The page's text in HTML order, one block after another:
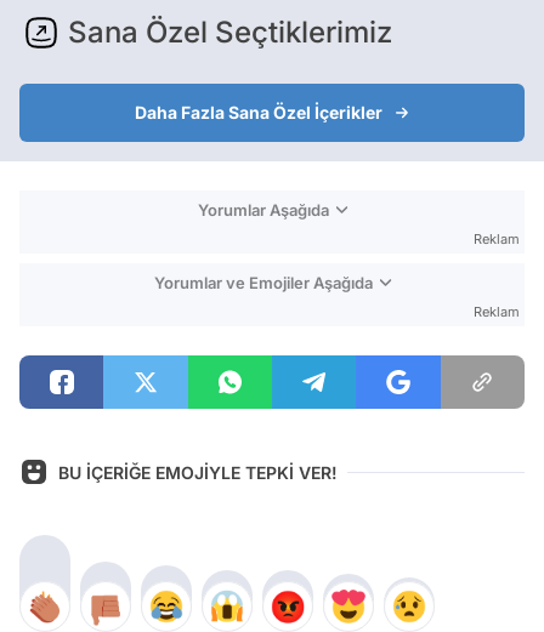
Sana Özel Seçtiklerimiz
Daha Fazla Sana Özel İçerikler
Yorumlar Aşağıda
Reklam
Yorumlar ve Emojiler Aşağıda
Reklam
BU İÇERİĞE EMOJİYLE TEPKİ VER!